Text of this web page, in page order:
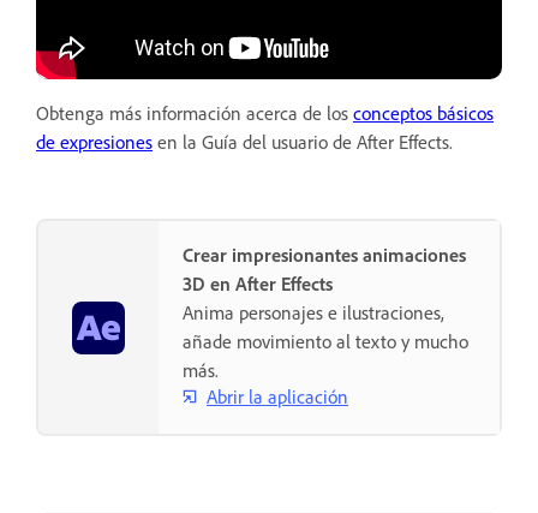
Obtenga más información acerca de los conceptos básicos
de expresiones en la Guía del usuario de After Effects.
Crear impresionantes animaciones
3D en After Effects
Anima personajes e ilustraciones,
añade movimiento al texto y mucho
más.
Abrir la aplicación